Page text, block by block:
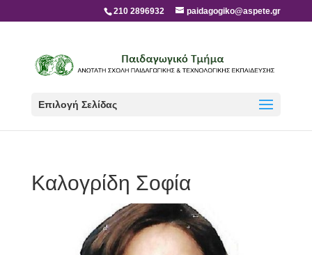
210 2896932 paidagogiko@aspete.gr
Επιλογή Σελίδας
Καλογρίδη Σοφία